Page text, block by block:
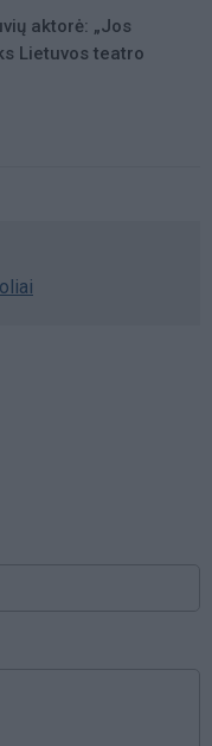
aktorė: „Jos
Lietuvos teatro